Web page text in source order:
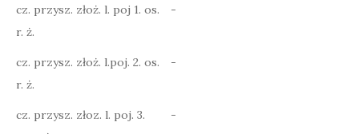
cz. przysz. złoż. l. poj 1. os.
r. ż.
-
cz. przysz. złoż. l.poj. 2. os.
r. ż.
-
cz. przysz. złoz. l. poj. 3.
-